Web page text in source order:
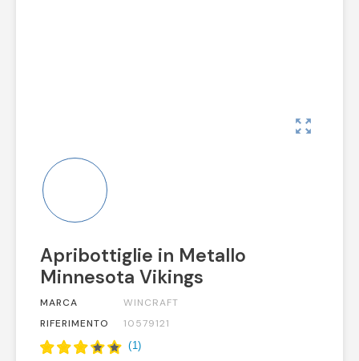
zoom_out_map
Apribottiglie in Metallo
Minnesota Vikings
MARCA
WINCRAFT
RIFERIMENTO
10579121
(1)